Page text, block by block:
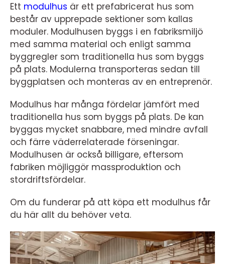
Ett modulhus är ett prefabricerat hus som
består av upprepade sektioner som kallas
moduler. Modulhusen byggs i en fabriksmiljö
med samma material och enligt samma
byggregler som traditionella hus som byggs
på plats. Modulerna transporteras sedan till
byggplatsen och monteras av en entreprenör.
Modulhus har många fördelar jämfört med
traditionella hus som byggs på plats. De kan
byggas mycket snabbare, med mindre avfall
och färre väderrelaterade förseningar.
Modulhusen är också billigare, eftersom
fabriken möjliggör massproduktion och
stordriftsfördelar.
Om du funderar på att köpa ett modulhus får
du här allt du behöver veta.